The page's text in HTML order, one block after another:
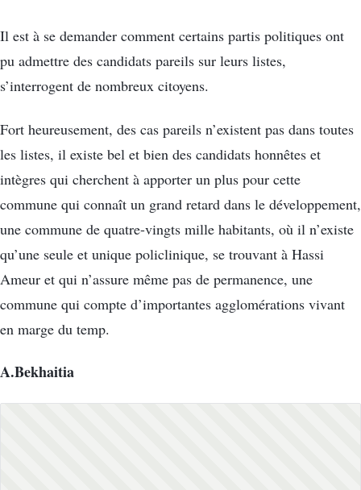
Il est à se demander comment certains partis politiques ont
pu admettre des candidats pareils sur leurs listes,
s’interrogent de nombreux citoyens.
Fort heureusement, des cas pareils n’existent pas dans toutes
les listes, il existe bel et bien des candidats honnêtes et
intègres qui cherchent à apporter un plus pour cette
commune qui connaît un grand retard dans le développement,
une commune de quatre-vingts mille habitants, où il n’existe
qu’une seule et unique policlinique, se trouvant à Hassi
Ameur et qui n’assure même pas de permanence, une
commune qui compte d’importantes agglomérations vivant
en marge du temp.
A.Bekhaitia